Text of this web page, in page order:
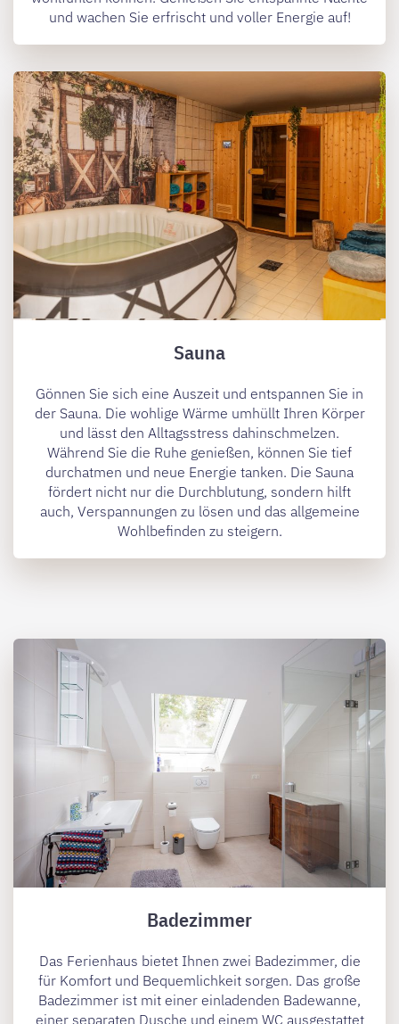
und wachen Sie erfrischt und voller Energie auf!
Sauna
Gönnen Sie sich eine Auszeit und entspannen Sie in
der Sauna. Die wohlige Wärme umhüllt Ihren Körper
und lässt den Alltagsstress dahinschmelzen.
Während Sie die Ruhe genießen, können Sie tief
durchatmen und neue Energie tanken. Die Sauna
fördert nicht nur die Durchblutung, sondern hilft
auch, Verspannungen zu lösen und das allgemeine
Wohlbefinden zu steigern.
Badezimmer
Das Ferienhaus bietet Ihnen zwei Badezimmer, die
für Komfort und Bequemlichkeit sorgen. Das große
Badezimmer ist mit einer einladenden Badewanne,
einer separaten Dusche und einem WC ausgestattet